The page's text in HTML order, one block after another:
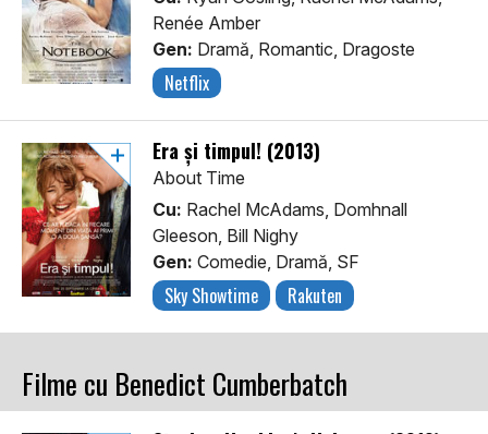
Renée Amber
Gen: Dramă, Romantic, Dragoste
Netflix
Era și timpul! (2013)
About Time
Cu: Rachel McAdams, Domhnall
Gleeson, Bill Nighy
Gen: Comedie, Dramă, SF
Sky Showtime Rakuten
Filme cu Benedict Cumberbatch